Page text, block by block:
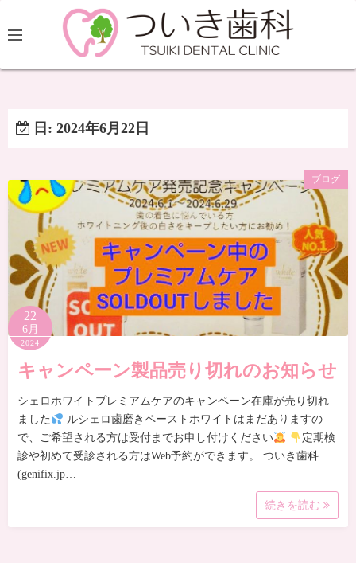
日: 2024年6月22日
ブログ
22
6月
2024
キャンペーン製品売り切れのお知らせ
シェロホワイトプレミアムケアのキャンペーン在庫が売り切れ
ました
ルシェロ歯磨きペーストホワイトはまだありますの
で、ご希望される方は受付までお申し付けください
定期検
診や初めて受診される方はWeb予約ができます。 ついき歯科
(genifix.jp…
続きを読む